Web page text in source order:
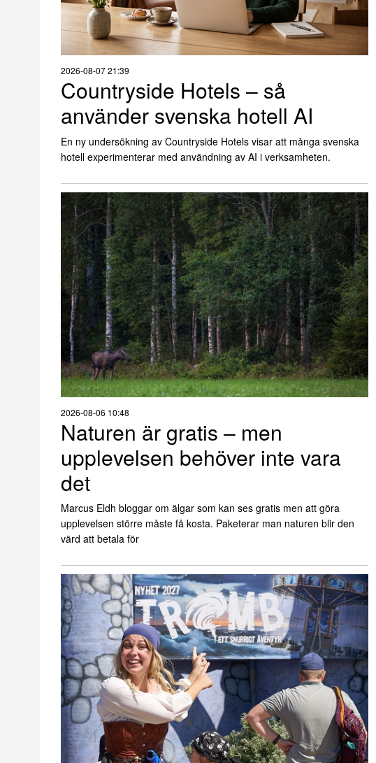
2026-08-07 21:39
Countryside Hotels – så
använder svenska hotell AI
En ny undersökning av Countryside Hotels visar att många svenska
hotell experimenterar med användning av AI i verksamheten.
2026-08-06 10:48
Naturen är gratis – men
upplevelsen behöver inte vara
det
Marcus Eldh bloggar om älgar som kan ses gratis men att göra
upplevelsen större måste få kosta. Paketerar man naturen blir den
värd att betala för